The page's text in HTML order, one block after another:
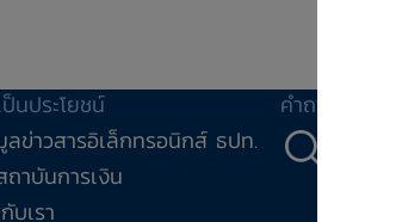
นประโยชน์
ข่าวสารอิเล็กทรอนิกส์ ธปท.
าบันการเงิน
บเรา
คำถาม-คำตอบ